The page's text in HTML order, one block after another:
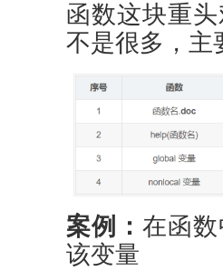
函数这块重
不是很多，主
案例： 在函
该变量